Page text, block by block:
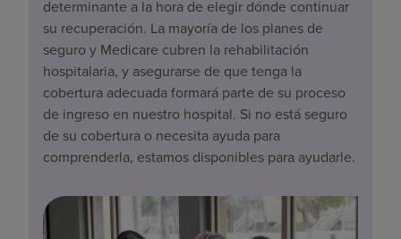
determinante a la hora de elegir dónde continuar
su recuperación. La mayoría de los planes de
seguro y Medicare cubren la rehabilitación
hospitalaria, y asegurarse de que tenga la
cobertura adecuada formará parte de su proceso
de ingreso en nuestro hospital. Si no está seguro
de su cobertura o necesita ayuda para
comprenderla, estamos disponibles para ayudarle.